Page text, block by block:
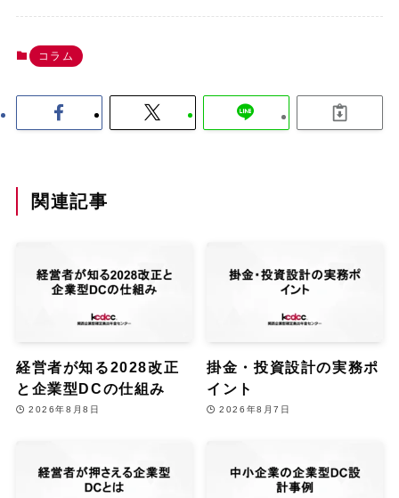
コラム
関連記事
経営者が知る2028改正
と企業型DCの仕組み
2026年8月8日
掛金・投資設計の実務ポ
イント
2026年8月7日